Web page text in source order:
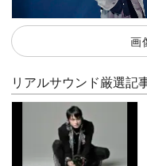
画
リアルサウンド厳選記